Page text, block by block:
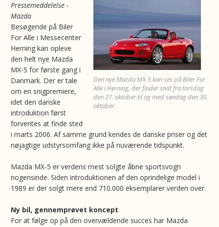
Den nye Mazda MX-5 kan ses på Biler For
Alle i Herning, der finder sted fra torsdag
den 27. oktober til og med søndag den 30.
oktober.
Pressemeddelelse -
Mazda
Besøgende på Biler
For Alle i Messecenter
Herning kan opleve
den helt nye Mazda
MX-5 for første gang i
Danmark. Der er tale
om en snigpremiere,
idet den danske
introduktion først
forventes at finde sted
i marts 2006. Af samme grund kendes de danske priser og det
nøjagtige udstyrsomfang ikke på nuværende tidspunkt.
Mazda MX-5 er verdens mest solgte åbne sportsvogn
nogensinde. Siden introduktionen af den oprindelige model i
1989 er der solgt mere end 710.000 eksemplarer verden over.
Ny bil, gennemprøvet koncept
For at følge op på den overvældende succes har Mazda